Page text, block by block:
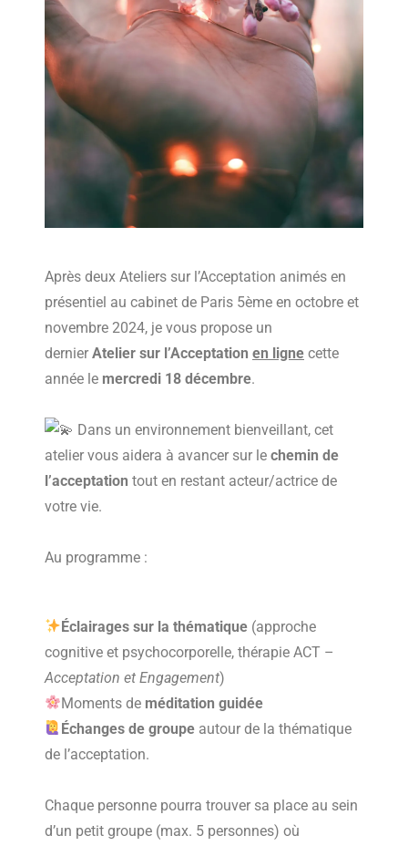
Après deux Ateliers sur l’Acceptation animés en
présentiel au cabinet de Paris 5ème en octobre et
novembre 2024, je vous propose un
dernier Atelier sur l’Acceptation en ligne cette
année le mercredi 18 décembre.
Dans un environnement bienveillant, cet
atelier vous aidera à avancer sur le chemin de
l’acceptation tout en restant acteur/actrice de
votre vie.
Au programme :
Éclairages sur la thématique (approche
cognitive et psychocorporelle, thérapie ACT –
Acceptation et Engagement)
Moments de méditation guidée
Échanges de groupe autour de la thématique
de l’acceptation.
Chaque personne pourra trouver sa place au sein
d’un petit groupe (max. 5 personnes) où